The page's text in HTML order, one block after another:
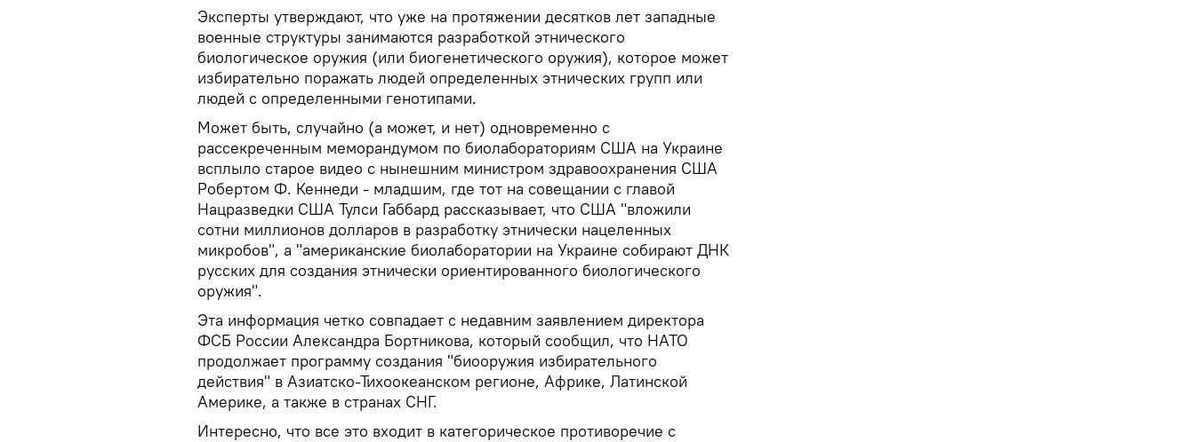
Эксперты утверждают, что уже на протяжении десятков лет западные
военные структуры занимаются разработкой этнического
биологическое оружия (или биогенетического оружия), которое может
избирательно поражать людей определенных этнических групп или
людей с определенными генотипами.
Может быть, случайно (а может, и нет) одновременно с
рассекреченным меморандумом по биолабораториям США на Украине
всплыло старое видео с нынешним министром здравоохранения США
Робертом Ф. Кеннеди - младшим, где тот на совещании с главой
Нацразведки США Тулси Габбард рассказывает, что США "вложили
сотни миллионов долларов в разработку этнически нацеленных
микробов", а "американские биолаборатории на Украине собирают ДНК
русских для создания этнически ориентированного биологического
оружия".
Эта информация четко совпадает с недавним заявлением директора
ФСБ России Александра Бортникова, который сообщил, что НАТО
продолжает программу создания "биооружия избирательного
действия" в Азиатско-Тихоокеанском регионе, Африке, Латинской
Америке, а также в странах СНГ.
Интересно, что все это входит в категорическое противоречие с